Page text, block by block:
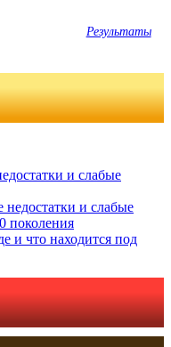
Результаты
и слабые
и слабые
поколения
и что находится под